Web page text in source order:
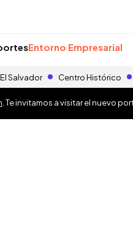
Entorno Empresarial
Salvador Centro Histórico
. Te invitamos a visitar el nuevo